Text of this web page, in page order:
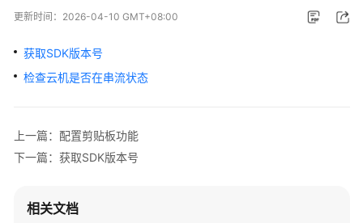
动
品
计
明
更新时间： 2026-04-10 GMT+08:00
获取SDK版本号
检查云机是否在串流状态
上一篇：配置剪贴板功能
下一篇：获取SDK版本号
相关文档